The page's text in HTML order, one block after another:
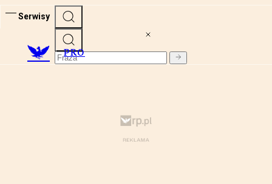
Serwisy
PRO